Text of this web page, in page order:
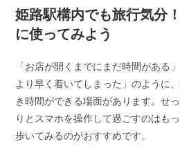
姫路駅構内でも旅行気分
に使ってみよう
「お店が開くまでにまだ時間がある
より早く着いてしまった」のように
き時間ができる場面があります。せ
りとスマホを操作して過ごすのはも
歩いてみるのがおすすめです。